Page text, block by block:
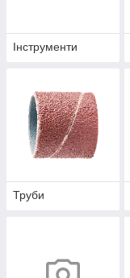
Інструменти
Труби